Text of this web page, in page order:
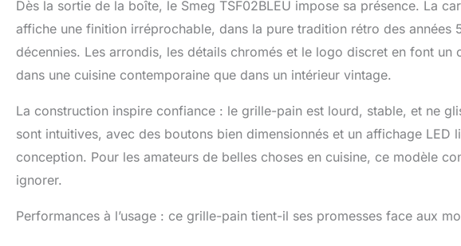
Dès la sortie de la boîte, le Smeg TSF02BLEU impose sa présence. La
affiche une finition irréprochable, dans la pure tradition rétro des années
décennies. Les arrondis, les détails chromés et le logo discret en font un
dans une cuisine contemporaine que dans un intérieur vintage.
La construction inspire confiance : le grille-pain est lourd, stable, et ne
sont intuitives, avec des boutons bien dimensionnés et un affichage LED
conception. Pour les amateurs de belles choses en cuisine, ce modèle
ignorer.
Performances à l’usage : ce grille-pain tient-il ses promesses face aux